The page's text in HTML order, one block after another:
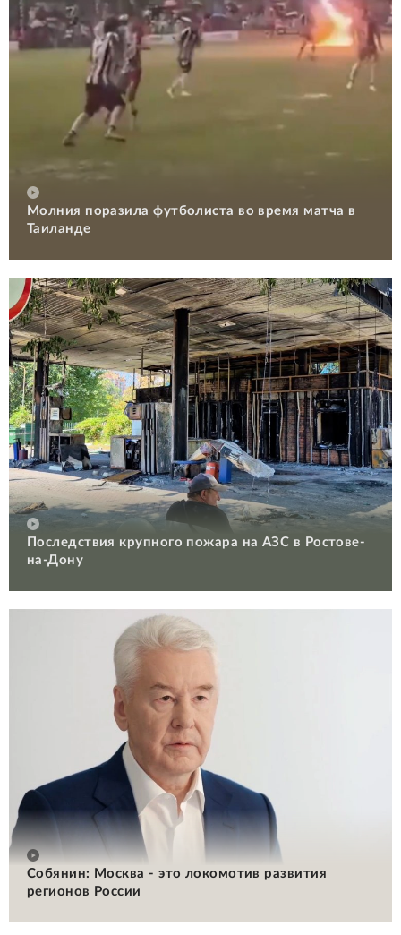
Молния поразила футболиста во время матча в
Таиланде
Последствия крупного пожара на АЗС в Ростове-
на-Дону
Собянин: Москва - это локомотив развития
регионов России